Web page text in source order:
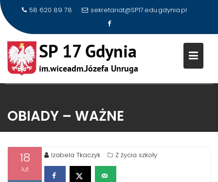
content
58 620 89 78 sekretariat@SP17.edu.gdynia.pl
OBIADY – WAŻNE
18
lut
Izabela Tkaczyk Z życia szkoły